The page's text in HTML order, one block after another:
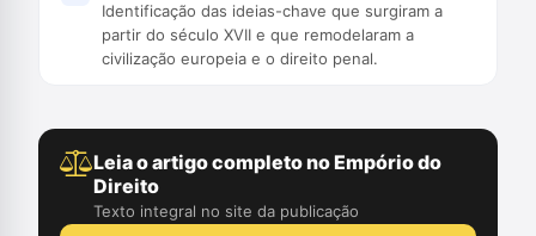
Identificação das ideias-chave que surgiram a
partir do século XVII e que remodelaram a
civilização europeia e o direito penal.
Leia o artigo completo no Empório do
Direito
Texto integral no site da publicação